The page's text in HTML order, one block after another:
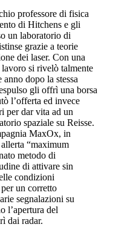
professore di fisica
di Hitchens e gli
un laboratorio di
grazie a teorie
dei laser. Con una
si rivelò talmente
dopo la stessa
gli offrì una borsa
l’offerta ed invece
per dar vita ad un
spaziale su Reisse.
MaxOx, in
“maximum
metodo di
di attivare sin
condizioni
un corretto
segnalazioni su
l’apertura del
dai radar.